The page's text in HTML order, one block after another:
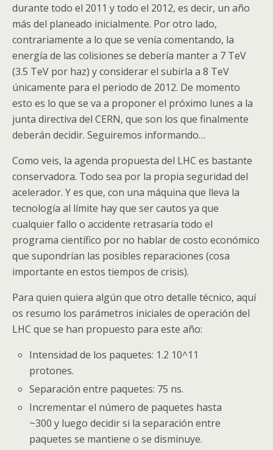
durante todo el 2011 y todo el 2012, es decir, un año
más del planeado inicialmente. Por otro lado,
contrariamente a lo que se venía comentando, la
energía de las colisiones se debería manter a 7 TeV
(3.5 TeV por haz) y considerar el subirla a 8 TeV
únicamente para el periodo de 2012. De momento
esto es lo que se va a proponer el próximo lunes a la
junta directiva del CERN, que son los que finalmente
deberán decidir. Seguiremos informando…
Como veis, la agenda propuesta del LHC es bastante
conservadora. Todo sea por la propia seguridad del
acelerador. Y es que, con una máquina que lleva la
tecnología al límite hay que ser cautos ya que
cualquier fallo o accidente retrasaría todo el
programa científico por no hablar de costo económico
que supondrían las posibles reparaciones (cosa
importante en estos tiempos de crisis).
Para quien quiera algún que otro detalle técnico, aquí
os resumo los parámetros iniciales de operación del
LHC que se han propuesto para este año:
Intensidad de los paquetes: 1.2 10^11
protones.
Separación entre paquetes: 75 ns.
Incrementar el número de paquetes hasta
~300 y luego decidir si la separación entre
paquetes se mantiene o se disminuye.